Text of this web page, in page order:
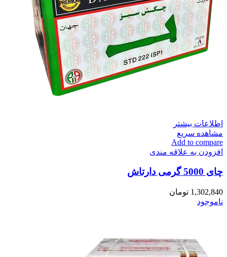
اطلاعات بیشتر
مشاهده سریع
Add to compare
افزودن به علاقه مندی
چای 5000 گرمی دارتاش
1,302,840 تومان
ناموجود